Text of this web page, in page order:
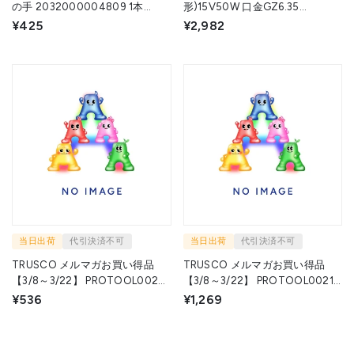
の手 2032000004809 1本
▼252-5308
¥425
形)15V50W 口金GZ6.35
JCR15V150W5H/G1 1本 ▼535-
¥2,982
当日出荷 代引決済不可
TRUSCO メルマガお買い得品
【3/8～3/22】 PROTOOL0022
1S トラスコ中山(株) ▼651-7626
¥536
当日出荷 代引決済不可
TRUSCO メルマガお買い得品
【3/8～3/22】 PROTOOL0021
1S トラスコ中山(株) ▼651-7627
¥1,269